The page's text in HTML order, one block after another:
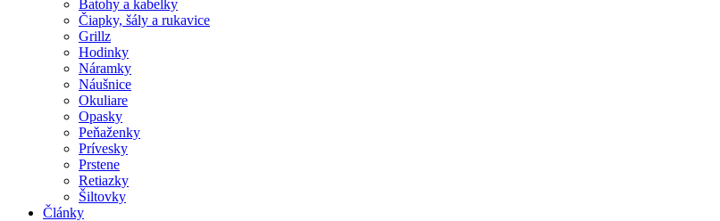
Batohy a kabelky
Čiapky, šály a rukavice
Grillz
Hodinky
Náramky
Náušnice
Okuliare
Opasky
Peňaženky
Prívesky
Prstene
Retiazky
Šiltovky
Články